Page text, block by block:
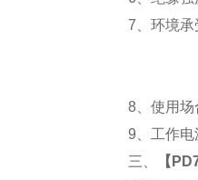
7 、环境
8 、使用
9 、工作
三、
【